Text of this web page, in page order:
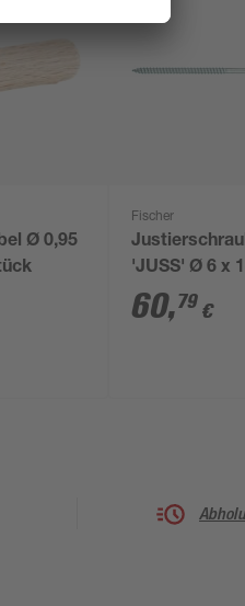
Ø 0,95
Fischer
'JUSS' Ø 6 x
100 Stück
60,79 €